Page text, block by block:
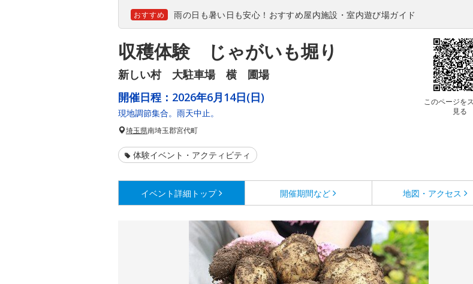
おすすめ 雨の日も暑い日も安心！おすすめ屋内施設・室内遊び場ガイド
収穫体験 じゃがいも堀り
新しい村 大駐車場 横 圃場
このページを
見る
開催日程： 2026年6月14日(日)
現地調節集合。雨天中止。
埼玉県南埼玉郡宮代町
体験イベント・アクティビティ
イベント詳細 トップ 開催期間など 地図・アクセス